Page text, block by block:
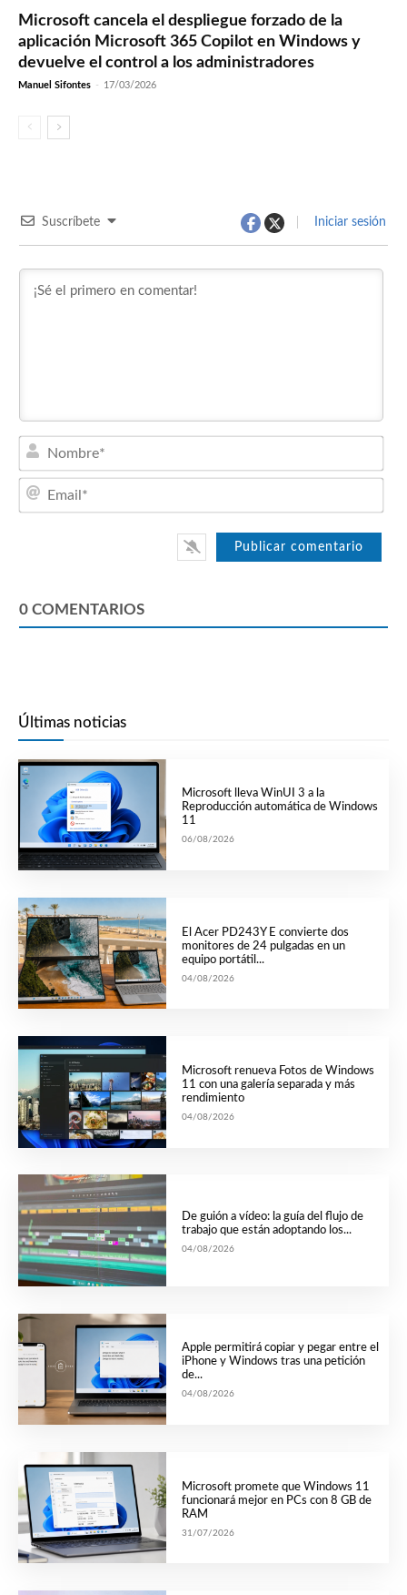
Microsoft cancela el despliegue forzado de la
aplicación Microsoft 365 Copilot en Windows y
devuelve el control a los administradores
Manuel Sifontes - 17/03/2026
Suscríbete Iniciar sesión
0 COMENTARIOS
Últimas noticias
Microsoft lleva WinUI 3 a la
Reproducción automática de Windows
11
06/08/2026
El Acer PD243Y E convierte dos
monitores de 24 pulgadas en un
equipo portátil...
04/08/2026
Microsoft renueva Fotos de Windows
11 con una galería separada y más
rendimiento
04/08/2026
De guión a vídeo: la guía del flujo de
trabajo que están adoptando los...
04/08/2026
Apple permitirá copiar y pegar entre el
iPhone y Windows tras una petición
de...
04/08/2026
Microsoft promete que Windows 11
funcionará mejor en PCs con 8 GB de
RAM
31/07/2026